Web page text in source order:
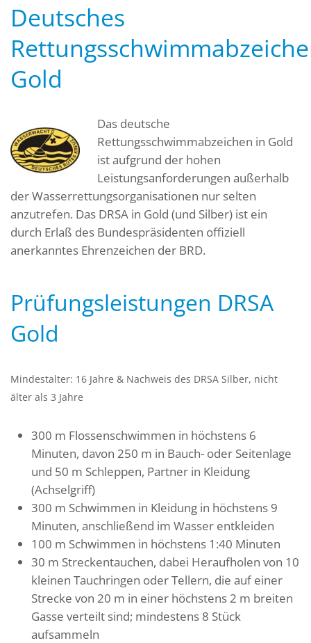
Deutsches
Gold
Das deutsche
Rettungsschwimmabzeichen in Gold
ist aufgrund der hohen
Leistungsanforderungen außerhalb
der Wasserrettungsorganisationen nur selten
anzutrefen. Das DRSA in Gold (und Silber) ist ein
durch Erlaß des Bundespräsidenten offiziell
anerkanntes Ehrenzeichen der BRD.
Prüfungsleistungen DRSA
Gold
Mindestalter: 16 Jahre & Nachweis des DRSA Silber, nicht
älter als 3 Jahre
300 m Flossenschwimmen in höchstens 6
Minuten, davon 250 m in Bauch- oder Seitenlage
und 50 m Schleppen, Partner in Kleidung
(Achselgriff)
300 m Schwimmen in Kleidung in höchstens 9
Minuten, anschließend im Wasser entkleiden
100 m Schwimmen in höchstens 1:40 Minuten
30 m Streckentauchen, dabei Heraufholen von 10
kleinen Tauchringen oder Tellern, die auf einer
Strecke von 20 m in einer höchstens 2 m breiten
Gasse verteilt sind; mindestens 8 Stück
aufsammeln